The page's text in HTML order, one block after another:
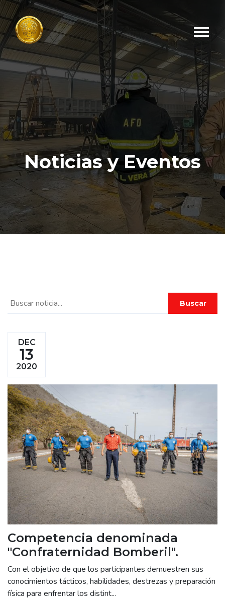
Noticias y Eventos
Buscar
DEC
13
2020
Competencia denominada
"Confraternidad Bomberil".
Con el objetivo de que los participantes demuestren sus
conocimientos tácticos, habilidades, destrezas y preparación
física para enfrentar los distint...